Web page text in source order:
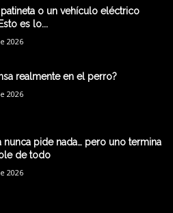
patineta o un vehículo eléctrico
es lo...
2026
realmente en el perro?
2026
nunca pide nada… pero uno termina
de todo
2026